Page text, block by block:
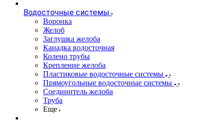
Водосточные системы
Воронка
Желоб
Заглушка желоба
Канадка водосточная
Колено трубы
Крепление желоба
Пластиковые водосточные системы
Прямоугольные водосточные системы
Соединитель желоба
Труба
Еще